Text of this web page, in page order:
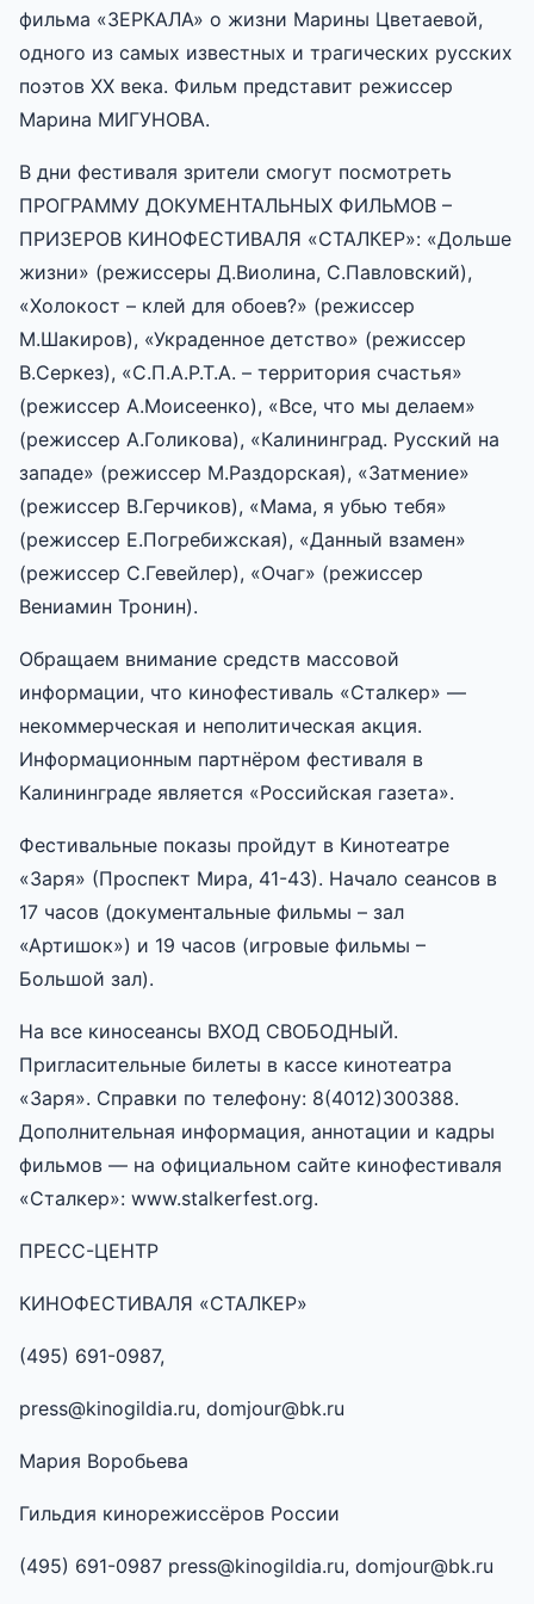
фильма «ЗЕРКАЛА» о жизни Марины Цветаевой,
одного из самых известных и трагических русских
поэтов XX века. Фильм представит режиссер
Марина МИГУНОВА.
В дни фестиваля зрители смогут посмотреть
ПРОГРАММУ ДОКУМЕНТАЛЬНЫХ ФИЛЬМОВ –
ПРИЗЕРОВ КИНОФЕСТИВАЛЯ «СТАЛКЕР»: «Дольше
жизни» (режиссеры Д.Виолина, С.Павловский),
«Холокост – клей для обоев?» (режиссер
М.Шакиров), «Украденное детство» (режиссер
В.Серкез), «С.П.А.Р.Т.А. – территория счастья»
(режиссер А.Моисеенко), «Все, что мы делаем»
(режиссер А.Голикова), «Калининград. Русский на
западе» (режиссер М.Раздорская), «Затмение»
(режиссер В.Герчиков), «Мама, я убью тебя»
(режиссер Е.Погребижская), «Данный взамен»
(режиссер С.Гевейлер), «Очаг» (режиссер
Вениамин Тронин).
Обращаем внимание средств массовой
информации, что кинофестиваль «Сталкер» —
некоммерческая и неполитическая акция.
Информационным партнёром фестиваля в
Калининграде является «Российская газета».
Фестивальные показы пройдут в Кинотеатре
«Заря» (Проспект Мира, 41-43). Начало сеансов в
17 часов (документальные фильмы – зал
«Артишок») и 19 часов (игровые фильмы –
Большой зал).
На все киносеансы ВХОД СВОБОДНЫЙ.
Пригласительные билеты в кассе кинотеатра
«Заря». Справки по телефону: 8(4012)300388.
Дополнительная информация, аннотации и кадры
фильмов — на официальном сайте кинофестиваля
«Сталкер»: www.stalkerfest.org.
ПРЕСС-ЦЕНТР
КИНОФЕСТИВАЛЯ «СТАЛКЕР»
(495) 691-0987,
press@kinogildia.ru, domjour@bk.ru
Мария Воробьева
Гильдия кинорежиссёров России
(495) 691-0987 press@kinogildia.ru, domjour@bk.ru